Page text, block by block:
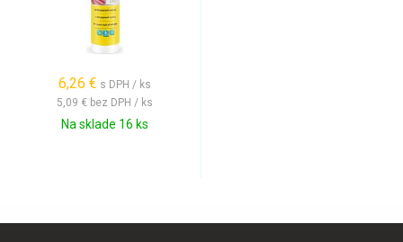
6,26 € s DPH / ks
5,09 € bez DPH / ks
Na sklade 16 ks